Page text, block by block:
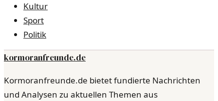
Kultur
Sport
Politik
kormoranfreunde.de
Kormoranfreunde.de bietet fundierte Nachrichten
und Analysen zu aktuellen Themen aus